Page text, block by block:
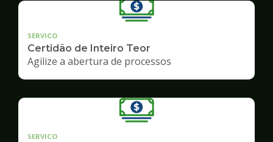
SERVICO
Certidão de Inteiro Teor
Agilize a abertura de processos
SERVICO